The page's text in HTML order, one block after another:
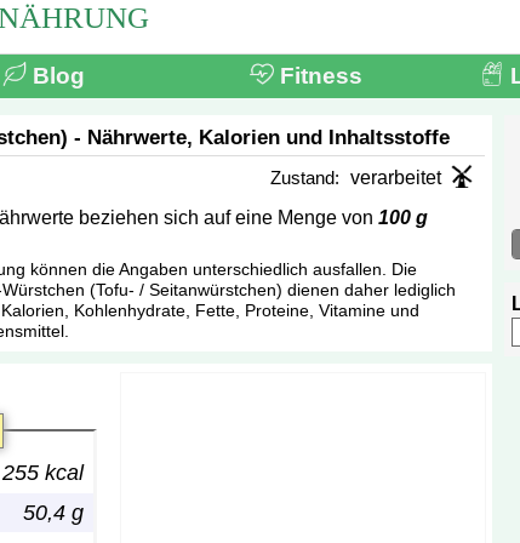
Blog Fitness
- Nährwerte, Kalorien und Inhaltsstoffe
Zustand: verarbeitet
beziehen sich auf eine Menge von 100 g
können die Angaben unterschiedlich ausfallen. Die
(Tofu- / Seitanwürstchen) dienen daher lediglich
Kohlenhydrate, Fette, Proteine, Vitamine und
255 kcal
50,4 g